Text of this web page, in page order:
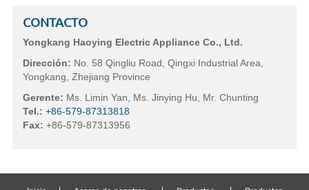
CONTACTO
Yongkang Haoying Electric Appliance Co., Ltd.
Dirección: No. 58 Qingliu Road, Qingxi Industrial Area,
Yongkang, Zhejiang Province
Gerente: Ms. Limin Yan, Ms. Jinying Hu, Mr. Chunting
Tel.: +86-579-87313818
Fax: +86-579-87313956